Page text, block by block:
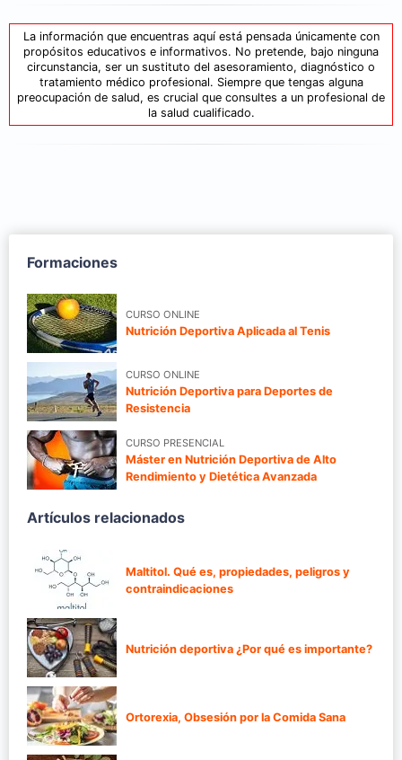
La información que encuentras aquí está pensada únicamente con
propósitos educativos e informativos. No pretende, bajo ninguna
circunstancia, ser un sustituto del asesoramiento, diagnóstico o
tratamiento médico profesional. Siempre que tengas alguna
preocupación de salud, es crucial que consultes a un profesional de
la salud cualificado.
Formaciones
CURSO ONLINE
Nutrición Deportiva Aplicada al Tenis
CURSO ONLINE
Nutrición Deportiva para Deportes de
Resistencia
CURSO PRESENCIAL
Máster en Nutrición Deportiva de Alto
Rendimiento y Dietética Avanzada
Artículos relacionados
Maltitol. Qué es, propiedades, peligros y
contraindicaciones
Nutrición deportiva ¿Por qué es importante?
Ortorexia, Obsesión por la Comida Sana